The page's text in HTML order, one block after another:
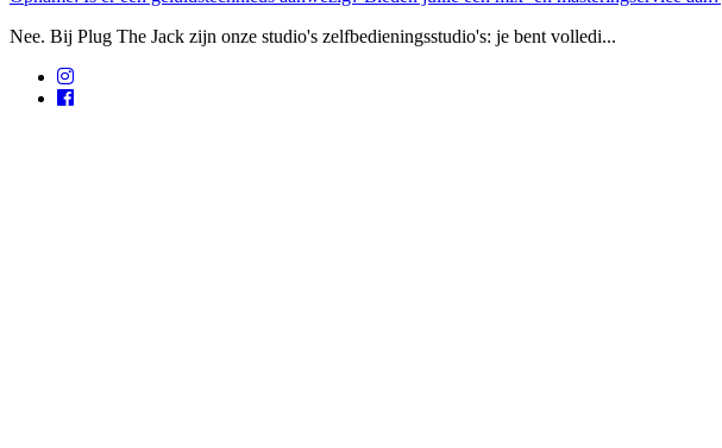
Nee. Bij Plug The Jack zijn onze studio's zelfbedieningsstudio's: je bent volledi...